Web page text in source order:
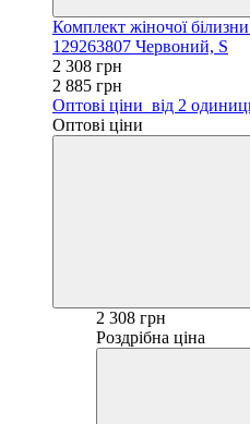
Комплект жіночої
129263807 Червоний, S
2 308 грн
2 885 грн
Оптові ціни від 2
Оптові ціни
2 308 грн
Роздрібна ціна